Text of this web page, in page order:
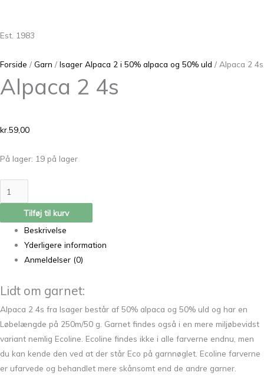
Est. 1983
Forside / Garn / Isager Alpaca 2 i 50% alpaca og 50% uld / Alpaca 2 4s
Alpaca 2 4s
kr.59,00
På lager: 19 på lager
Tilføj til kurv
Beskrivelse
Yderligere information
Anmeldelser (0)
Lidt om garnet:
Alpaca 2 4s fra Isager består af 50% alpaca og 50% uld og har en
Løbelængde på 250m/50 g. Garnet findes også i en mere miljøbevidst
variant nemlig Ecoline. Ecoline findes ikke i alle farverne endnu, men
du kan kende den ved at der står Eco på garnnøglet. Ecoline farverne
er ufarvede og behandlet mere skånsomt end de andre garner.